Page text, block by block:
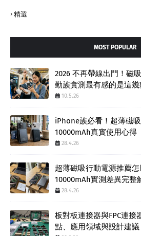
精選
MOST POPULAR
2026 不再帶線出門！磁
勤族實測最有感的是這幾
10.5.26
iPhone族必看！超薄磁
10000mAh真實使用心得
28.4.26
超薄磁吸行動電源推薦
10000mAh實測差異完整
28.4.26
板對板連接器與FPC連接
點、應用領域與設計建議